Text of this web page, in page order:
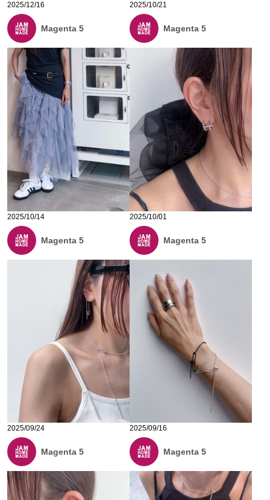
2025/12/16
Magenta 5
2025/10/21
Magenta 5
2025/10/14
Magenta 5
2025/10/01
Magenta 5
2025/09/24
Magenta 5
2025/09/16
Magenta 5